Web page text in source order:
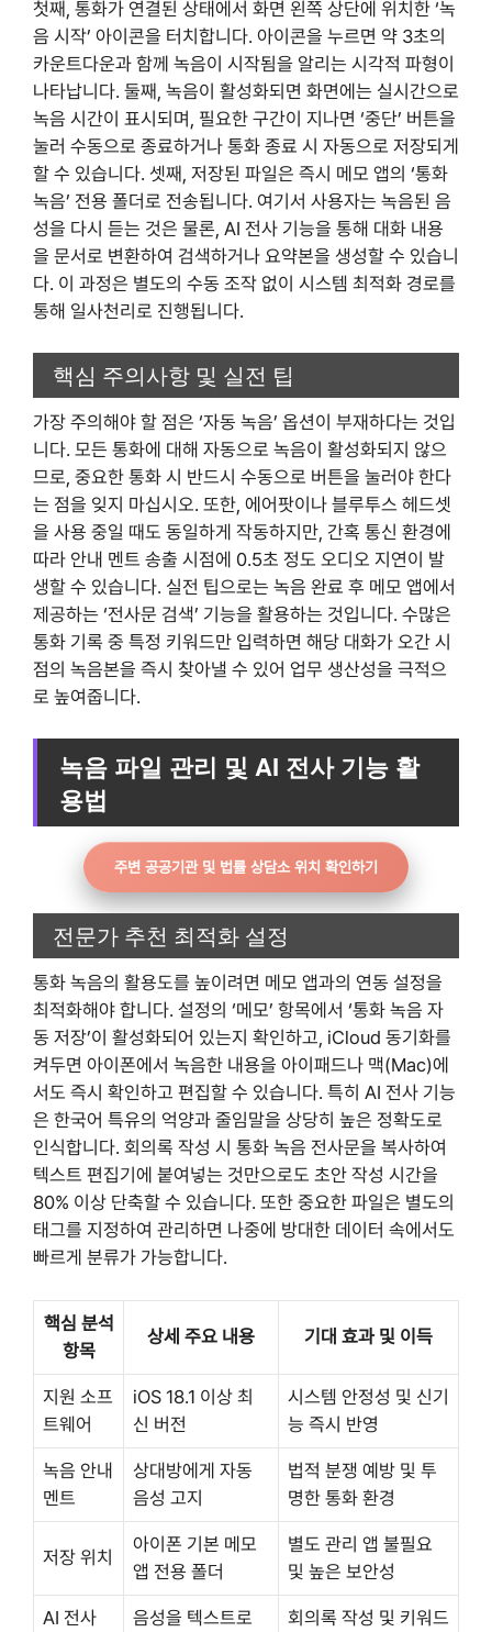
첫째, 통화가 연결된 상태에서 화면 왼쪽 상단에 위치한 ‘녹
음 시작’ 아이콘을 터치합니다. 아이콘을 누르면 약 3초의
카운트다운과 함께 녹음이 시작됨을 알리는 시각적 파형이
나타납니다. 둘째, 녹음이 활성화되면 화면에는 실시간으로
녹음 시간이 표시되며, 필요한 구간이 지나면 ‘중단’ 버튼을
눌러 수동으로 종료하거나 통화 종료 시 자동으로 저장되게
할 수 있습니다. 셋째, 저장된 파일은 즉시 메모 앱의 ‘통화
녹음’ 전용 폴더로 전송됩니다. 여기서 사용자는 녹음된 음
성을 다시 듣는 것은 물론, AI 전사 기능을 통해 대화 내용
을 문서로 변환하여 검색하거나 요약본을 생성할 수 있습니
다. 이 과정은 별도의 수동 조작 없이 시스템 최적화 경로를
통해 일사천리로 진행됩니다.
핵심 주의사항 및 실전 팁
가장 주의해야 할 점은 ‘자동 녹음’ 옵션이 부재하다는 것입
니다. 모든 통화에 대해 자동으로 녹음이 활성화되지 않으
므로, 중요한 통화 시 반드시 수동으로 버튼을 눌러야 한다
는 점을 잊지 마십시오. 또한, 에어팟이나 블루투스 헤드셋
을 사용 중일 때도 동일하게 작동하지만, 간혹 통신 환경에
따라 안내 멘트 송출 시점에 0.5초 정도 오디오 지연이 발
생할 수 있습니다. 실전 팁으로는 녹음 완료 후 메모 앱에서
제공하는 ‘전사문 검색’ 기능을 활용하는 것입니다. 수많은
통화 기록 중 특정 키워드만 입력하면 해당 대화가 오간 시
점의 녹음본을 즉시 찾아낼 수 있어 업무 생산성을 극적으
로 높여줍니다.
녹음 파일 관리 및 AI 전사 기능 활
용법
주변 공공기관 및 법률 상담소 위치 확인하기
전문가 추천 최적화 설정
통화 녹음의 활용도를 높이려면 메모 앱과의 연동 설정을
최적화해야 합니다. 설정의 ‘메모’ 항목에서 ‘통화 녹음 자
동 저장’이 활성화되어 있는지 확인하고, iCloud 동기화를
켜두면 아이폰에서 녹음한 내용을 아이패드나 맥(Mac)에
서도 즉시 확인하고 편집할 수 있습니다. 특히 AI 전사 기능
은 한국어 특유의 억양과 줄임말을 상당히 높은 정확도로
인식합니다. 회의록 작성 시 통화 녹음 전사문을 복사하여
텍스트 편집기에 붙여넣는 것만으로도 초안 작성 시간을
80% 이상 단축할 수 있습니다. 또한 중요한 파일은 별도의
태그를 지정하여 관리하면 나중에 방대한 데이터 속에서도
빠르게 분류가 가능합니다.
핵심 분석
항목
상세 주요 내용 기대 효과 및 이득
지원 소프
트웨어
iOS 18.1 이상 최
신 버전
시스템 안정성 및 신기
능 즉시 반영
녹음 안내
멘트
상대방에게 자동
음성 고지
법적 분쟁 예방 및 투
명한 통화 환경
저장 위치
아이폰 기본 메모
앱 전용 폴더
별도 관리 앱 불필요
및 높은 보안성
AI 전사
음성을 텍스트로
회의록 작성 및 키워드